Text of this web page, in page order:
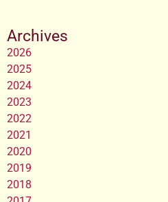
Archives
2026
2025
2024
2023
2022
2021
2020
2019
2018